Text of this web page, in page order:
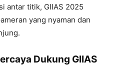
antar titik, GIIAS 2025
yang nyaman dan
Dukung GIIAS